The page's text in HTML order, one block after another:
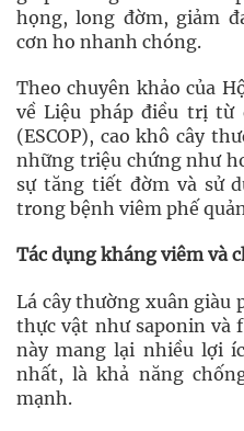
họng, long đờm, giảm
cơn ho nhanh chóng.
Theo chuyên khảo của
về Liệu pháp điều trị từ
(ESCOP), cao khô cây
những triệu chứng như
sự tăng tiết đờm và sử
trong bệnh viêm phế
Tác dụng kháng viêm và
Lá cây thường xuân giàu
thực vật như saponin và
này mang lại nhiều lợi
nhất, là khả năng
mạnh.